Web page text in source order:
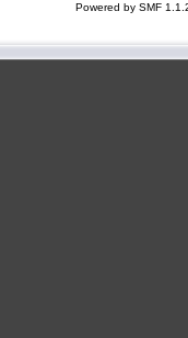
Powered by SMF